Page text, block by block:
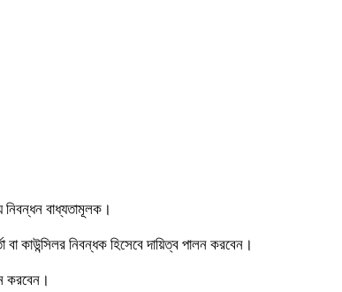
বাধ্যতামূলক।
কাউন্সিলর নিবন্ধক হিসেবে দায়িত্ব পালন করবেন।
করবেন।